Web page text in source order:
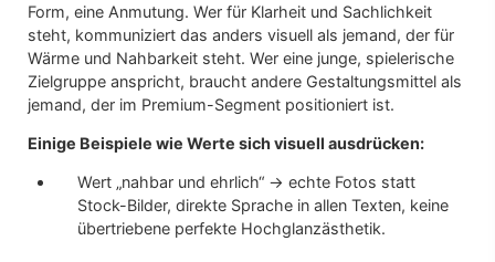
Form, eine Anmutung. Wer für Klarheit und Sachlichkeit
steht, kommuniziert das anders visuell als jemand, der für
Wärme und Nahbarkeit steht. Wer eine junge, spielerische
Zielgruppe anspricht, braucht andere Gestaltungsmittel als
jemand, der im Premium-Segment positioniert ist.
Einige Beispiele wie Werte sich visuell ausdrücken:
Wert „nahbar und ehrlich“ → echte Fotos statt
Stock-Bilder, direkte Sprache in allen Texten, keine
übertriebene perfekte Hochglanzästhetik.